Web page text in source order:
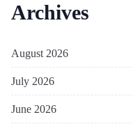
Archives
August 2026
July 2026
June 2026